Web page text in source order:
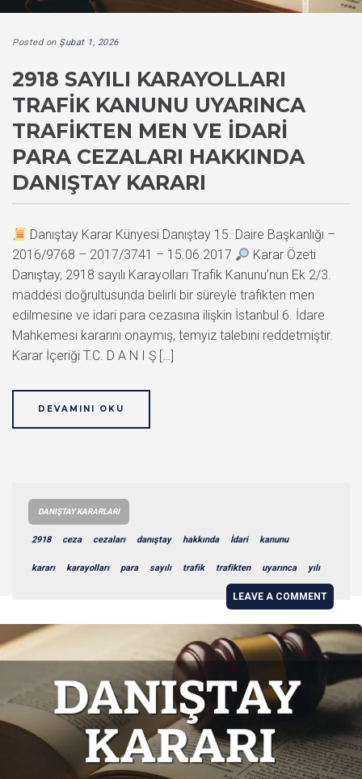
Posted on Şubat 1, 2026
2918 SAYILI KARAYOLLARI
TRAFIK KANUNU UYARINCA
TRAFIKTEN MEN VE İDARI
PARA CEZALARI HAKKINDA
DANIŞTAY KARARI
Danıştay Karar Künyesi Danıştay 15. Daire Başkanlığı –
2016/9768 – 2017/3741 – 15.06.2017
Karar Özeti
Danıştay, 2918 sayılı Karayolları Trafik Kanunu’nun Ek 2/3.
maddesi doğrultusunda belirli bir süreyle trafikten men
edilmesine ve idari para cezasına ilişkin İstanbul 6. İdare
Mahkemesi kararını onaymış, temyiz talebini reddetmiştir.
Karar İçeriği T.C. D A N I Ş […]
DEVAMINI OKU
DANIŞTAY KARARLARI
2918 ceza cezaları danıştay hakkında İdari kanunu
kararı karayolları para sayılı trafik trafikten uyarınca yılı
LEAVE A COMMENT